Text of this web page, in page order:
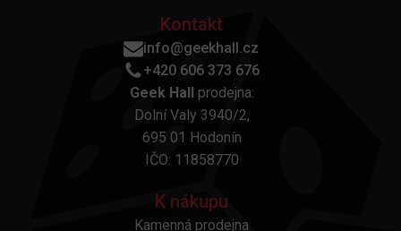
Kontakt
info@geekhall.cz
+420 606 373 676
Geek Hall
prodejna:
Dolní Valy 3940/2,
695 01 Hodonín
IČO: 11858770
K nákupu
Kamenná prodejna